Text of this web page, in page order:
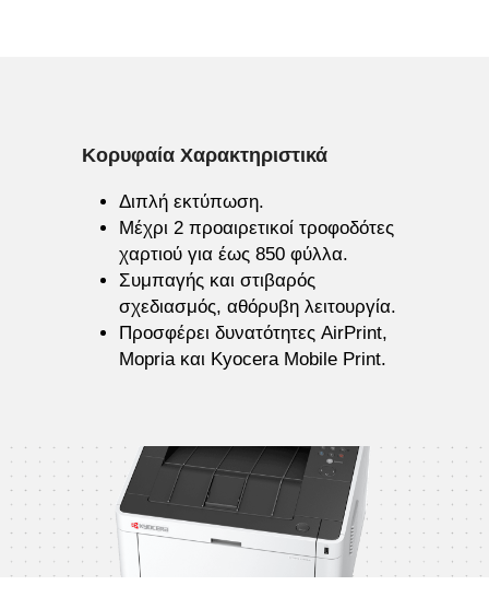
Κορυφαία Χαρακτηριστικά
Διπλή εκτύπωση.
Μέχρι 2 προαιρετικοί τροφοδότες
χαρτιού για έως 850 φύλλα.
Συμπαγής και στιβαρός
σχεδιασμός, αθόρυβη λειτουργία.
Προσφέρει δυνατότητες AirPrint,
Mopria και Kyocera Mobile Print.